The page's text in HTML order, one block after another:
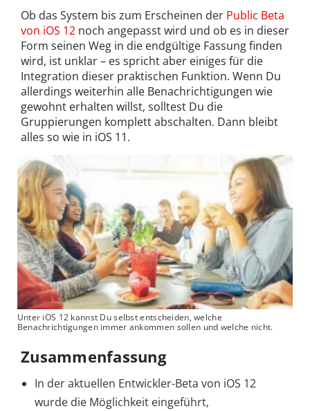
Ob das System bis zum Erscheinen der Public Beta
von iOS 12 noch angepasst wird und ob es in dieser
Form seinen Weg in die endgültige Fassung finden
wird, ist unklar – es spricht aber einiges für die
Integration dieser praktischen Funktion. Wenn Du
allerdings weiterhin alle Benachrichtigungen wie
gewohnt erhalten willst, solltest Du die
Gruppierungen komplett abschalten. Dann bleibt
alles so wie in iOS 11.
Unter iOS 12 kannst Du selbst entscheiden, welche
Benachrichtigungen immer ankommen sollen und welche nicht.
Zusammenfassung
In der aktuellen Entwickler-Beta von iOS 12
wurde die Möglichkeit eingeführt,